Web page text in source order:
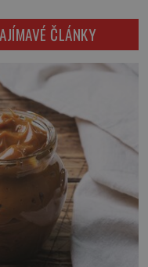
a napovídá, kde
[…]
na tu se zaměří
zkušených
ní ale objeví
hmatatelnějšího.
kometu!
Pedro Bernardinelli a
mravenčí prací
snímky v rámci
energie […]
ČLÁNKY